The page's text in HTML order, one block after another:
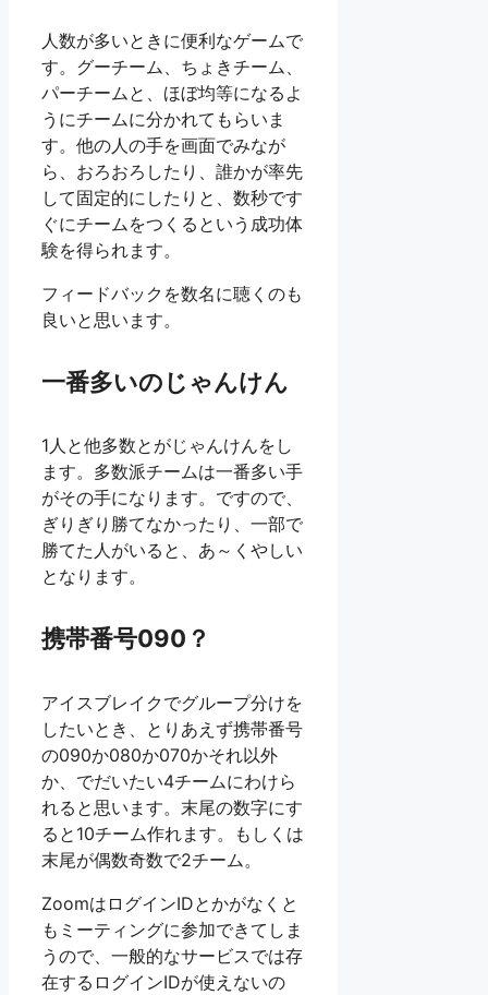
人数が多いときに便利なゲームで
す。グーチーム、ちょきチーム、
パーチームと、ほぼ均等になるよ
うにチームに分かれてもらいま
す。他の人の手を画面でみなが
ら、おろおろしたり、誰かが率先
して固定的にしたりと、数秒です
ぐにチームをつくるという成功体
験を得られます。
フィードバックを数名に聴くのも
良いと思います。
一番多いのじゃんけん
1人と他多数とがじゃんけんをし
ます。多数派チームは一番多い手
がその手になります。ですので、
ぎりぎり勝てなかったり、一部で
勝てた人がいると、あ～くやしい
となります。
携帯番号090？
アイスブレイクでグループ分けを
したいとき、とりあえず携帯番号
の090か080か070かそれ以外
か、でだいたい4チームにわけら
れると思います。末尾の数字にす
ると10チーム作れます。もしくは
末尾が偶数奇数で2チーム。
ZoomはログインIDとかがなくと
もミーティングに参加できてしま
うので、一般的なサービスでは存
在するログインIDが使えないの